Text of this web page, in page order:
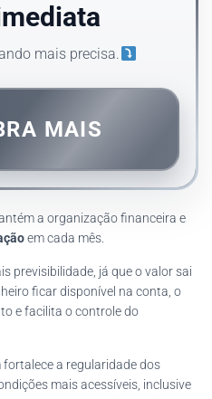
mais precisa.
MAIS
a organização financeira e
em cada mês.
previsibilidade, já que o valor sai
ficar disponível na conta, o
e facilita o controle do
a regularidade dos
mais acessíveis, inclusive